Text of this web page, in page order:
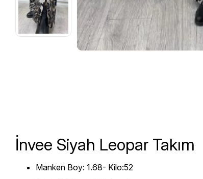
İnvee Siyah Leopar Takım
Manken Boy: 1.68- Kilo:52